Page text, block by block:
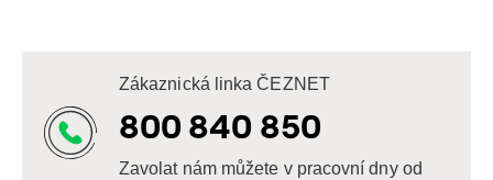
Zákaznická linka ČEZNET
800 840 850
Zavolat nám můžete v pracovní dny od